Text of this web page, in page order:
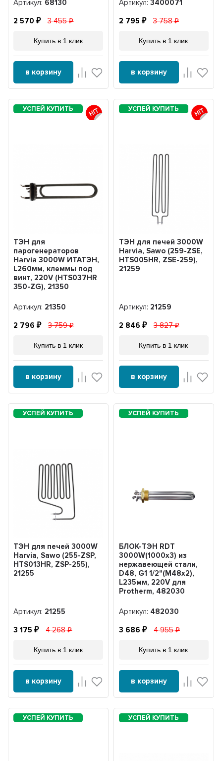
Артикул: 68130
2 570 3 455
Купить в 1 клик
в корзину
Артикул: 3400071
2 795 3 758
Купить в 1 клик
в корзину
ТЭН для
парогенераторов
Harvia 3000W ИТАТЭН,
L260мм, клеммы под
винт, 220V (HTS037HR
350-ZG), 21350
Артикул: 21350
2 796 3 759
Купить в 1 клик
в корзину
ТЭН для печей 3000W
Harvia, Sawo (259-ZSE,
HTS005HR, ZSE-259),
21259
Артикул: 21259
2 846 3 827
Купить в 1 клик
в корзину
ТЭН для печей 3000W
Harvia, Sawo (255-ZSP,
HTS013HR, ZSP-255),
21255
Артикул: 21255
3 175 4 268
Купить в 1 клик
в корзину
БЛОК-ТЭН RDT
3000W(1000x3) из
нержавеющей стали,
D48, G1 1/2"(М48х2),
L235мм, 220V для
Protherm, 482030
Артикул: 482030
3 686 4 955
Купить в 1 клик
в корзину